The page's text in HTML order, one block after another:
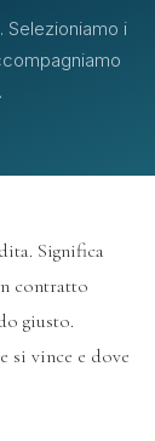
Selezioniamo i
Significa
contratto
giusto.
si vince e dove